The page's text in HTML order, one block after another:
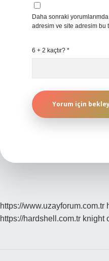
Daha sonraki
adresim ve site adresim bu
6 + 2 kaçtır? *
https://www.uzayforum.com.tr
https://hardshell.com.tr knight